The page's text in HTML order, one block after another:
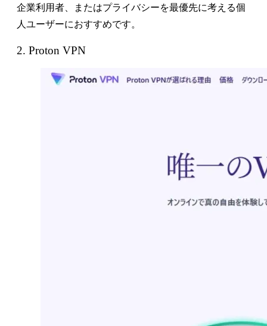
企業利用者、またはプライバシーを最優先に考える個
人ユーザーにおすすめです。
2. Proton VPN